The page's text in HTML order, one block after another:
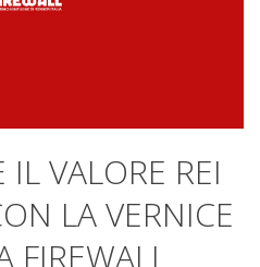
IL VALORE REI
LA VERNICE
FIREWALL